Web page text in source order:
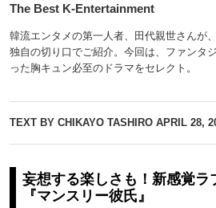
The Best K-Entertainment
韓流エンタメの第一人者、田代親世さんが
独自の切り口でご紹介。今回は、ファンタ
った胸キュン必至のドラマをセレクト。
TEXT BY CHIKAYO TASHIRO APRIL 28,
妄想する楽しさも！新感覚ラ
『マンスリー彼氏』